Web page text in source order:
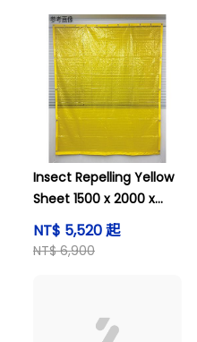
Insect Repelling Yellow
Sheet 1500 x 2000 x
0.3mm Tarpaulin
Reinforced and others
NT$ 5,520 起
NT$ 6,900